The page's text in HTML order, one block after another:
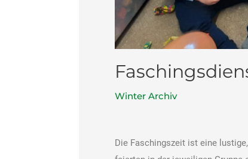
Winter Archiv
Die Faschingszeit ist eine